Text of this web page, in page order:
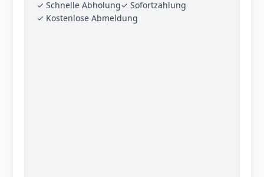
✓ Schnelle Abholung✓ Sofortzahlung
✓ Kostenlose Abmeldung